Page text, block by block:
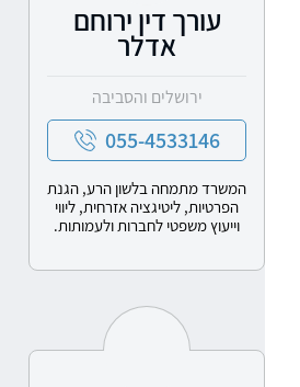
עורך דין ירוחם
אדלר
ירושלים והסביבה
055-4533146
המשרד מתמחה בלשון הרע, הגנת
הפרטיות, ליטיגציה אזרחית, ליווי
וייעוץ משפטי לחברות ולעמותות.